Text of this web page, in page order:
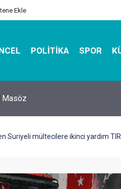
Ekle
POLITIKA SPOR
ile Estetik, Dayanıklı ve
Suriyeli mültecilere ikinci yardım